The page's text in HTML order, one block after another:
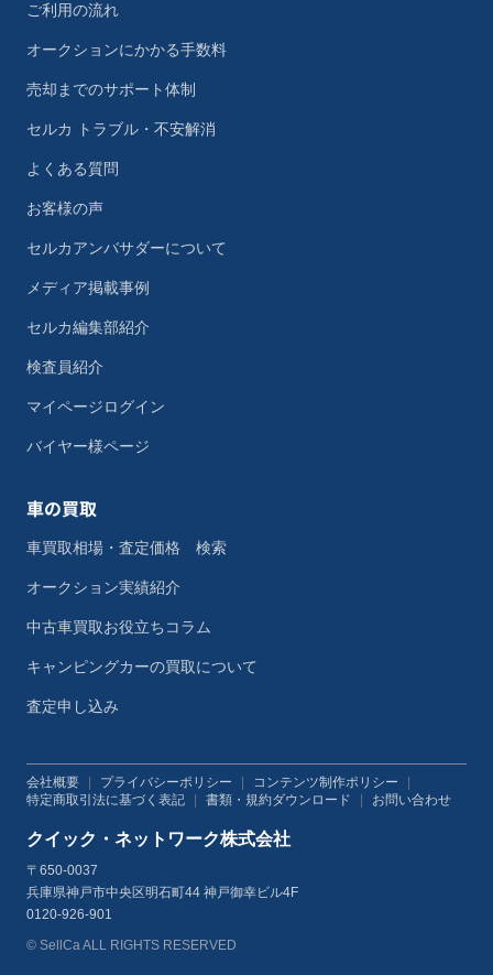
ご利用の流れ
オークションにかかる手数料
売却までのサポート体制
セルカ トラブル・不安解消
よくある質問
お客様の声
セルカアンバサダーについて
メディア掲載事例
セルカ編集部紹介
検査員紹介
マイページログイン
バイヤー様ページ
車の買取
車買取相場・査定価格 検索
オークション実績紹介
中古車買取お役立ちコラム
キャンピングカーの買取について
査定申し込み
会社概要 プライバシーポリシー コンテンツ制作ポリシー
特定商取引法に基づく表記
書類・規約ダウンロード お問い合わせ
クイック・ネットワーク株式会社
〒650-0037
兵庫県神戸市中央区明石町44 神戸御幸ビル4F
0120-926-901
© SellCa ALL RIGHTS RESERVED